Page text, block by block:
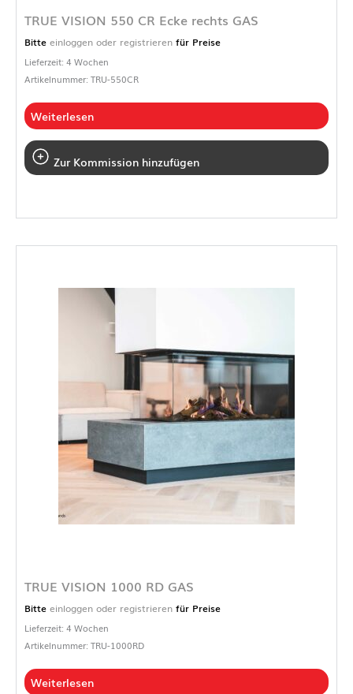
TRUE VISION 550 CR Ecke rechts GAS
Bitte einloggen oder registrieren für Preise
Lieferzeit: 4 Wochen
Artikelnummer: TRU-550CR
Weiterlesen
Zur Kommission hinzufügen
TRUE VISION 1000 RD GAS
Bitte einloggen oder registrieren für Preise
Lieferzeit: 4 Wochen
Artikelnummer: TRU-1000RD
Weiterlesen